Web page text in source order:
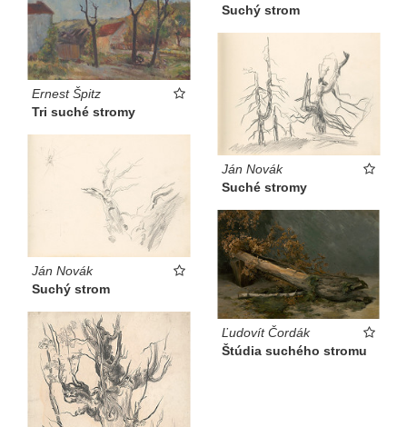
Suchý strom
Ernest Špitz
Tri suché stromy
Ján Novák
Suché stromy
Ján Novák
Suchý strom
Ľudovít Čordák
Štúdia suchého stromu